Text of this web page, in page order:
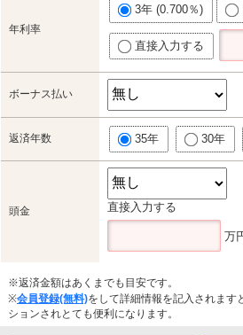
年利率
3年 (0.700％)
直接入力する
ボーナス払い
返済年数 35年 30年
頭金 直接入力する
万
※返済金額はあくまでも目安です。
※会員登録(無料)をして詳細情報を記入されます
ションされとても便利になります。